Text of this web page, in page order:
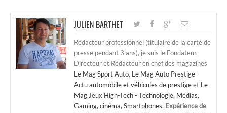
JULIEN BARTHET
Rédacteur professionnel (titulaire de la carte de
presse pendant 3 ans), je suis le Fondateur,
Directeur et Rédacteur en chef des magazines
Le Mag Sport Auto, Le Mag Auto Prestige -
Actu automobile et véhicules de prestigeet Le
Mag Jeux High-Tech - Technologie, Médias,
Gaming, cinéma, Smartphones. Expérience de